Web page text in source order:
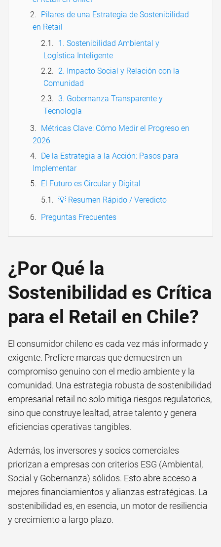
Pilares de una Estrategia de Sostenibilidad
en Retail
1. Sostenibilidad Ambiental y
Logística Inteligente
2. Impacto Social y Relación con la
Comunidad
3. Gobernanza Transparente y
Tecnología
Métricas Clave: Cómo Medir el Progreso en
2026
De la Estrategia a la Acción: Pasos para
Implementar
El Futuro es Circular y Digital
💡 Resumen Rápido / Veredicto
Preguntas Frecuentes
¿Por Qué la
Sostenibilidad es Crítica
para el Retail en Chile?
El consumidor chileno es cada vez más informado y
exigente. Prefiere marcas que demuestren un
compromiso genuino con el medio ambiente y la
comunidad. Una estrategia robusta de sostenibilidad
empresarial retail no solo mitiga riesgos regulatorios,
sino que construye lealtad, atrae talento y genera
eficiencias operativas tangibles.
Además, los inversores y socios comerciales
priorizan a empresas con criterios ESG (Ambiental,
Social y Gobernanza) sólidos. Esto abre acceso a
mejores financiamientos y alianzas estratégicas. La
sostenibilidad es, en esencia, un motor de resiliencia
y crecimiento a largo plazo.